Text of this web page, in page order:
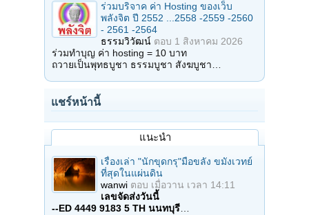
ร่วมบริจาค ค่า Hosting ของเว็บ
พลังจิต ปี 2552 ...2558 -2559 -2560
- 2561 -2564
ธรรมวิวัฒน์ ตอบ 1 สิงหาคม 2026
ร่วมทำบุญ ค่า hosting = 10 บาท
ถวายเป็นพุทธบูชา ธรรมบูชา สังฆบูชา…
แชร์หน้านี้
แนะนำ
เรื่องเล่า "นักขุดกรุ"มือขลัง ขมังเวทย์
ที่สุดในแผ่นดิน
wanwi ตอบ เมื่อวาน เวลา 14:11
เลขจัดส่งวันนี้
--ED 4449 9183 5 TH นนทบุรี…